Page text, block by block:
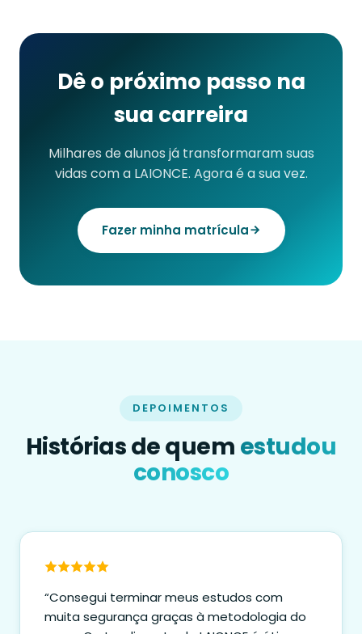
Dê o próximo passo na
sua carreira
Milhares de alunos já transformaram suas
vidas com a LAIONCE. Agora é a sua vez.
Fazer minha matrícula
DEPOIMENTOS
Histórias de quem estudou
conosco
“Consegui terminar meus estudos com
muita segurança graças à metodologia do